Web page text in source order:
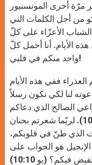
مرّة أخرى المونسنيور
من أجل الكلمات التي
الأعزّاء على كلّ
الأيام. أنا أحمل كلّ
واحد منكم في قلبي!
ففي هذه الأيام
لنا لكي نكون رسلاً
الصالح الذي دعاكم
باسمكم وعرفتم صوته (يو 10:4). لربّما شعرتم بحنان
الذي طنّ في قلوبكم،
هو الجواب على